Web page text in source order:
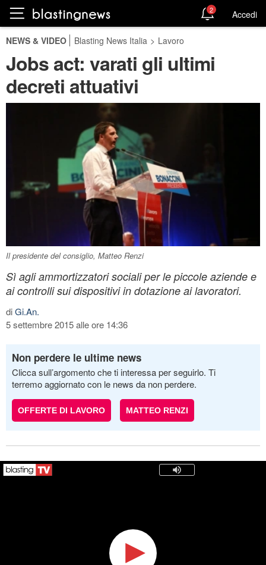
2 Accedi
NEWS & VIDEO Blasting News Italia > Lavoro
Jobs act: varati gli ultimi
decreti attuativi
Il presidente del consiglio, Matteo Renzi
Sì agli ammortizzatori sociali per le piccole aziende e
ai controlli sui dispositivi in dotazione ai lavoratori.
diGi.An.
5 settembre 2015 alle ore 14:36
Non perdere le ultime news
Clicca sull’argomento che ti interessa per seguirlo. Ti
terremo aggiornato con le news da non perdere.
OFFERTE DI LAVORO MATTEO RENZI